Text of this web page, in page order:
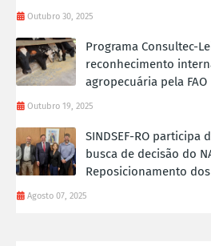
Outubro 30, 2025
Programa Consultec-
reconhecimento
agropecuária pela FAO
Outubro 19, 2025
SINDSEF-RO participa
busca de decisão do
Reposicionamento
Agosto 07, 2025